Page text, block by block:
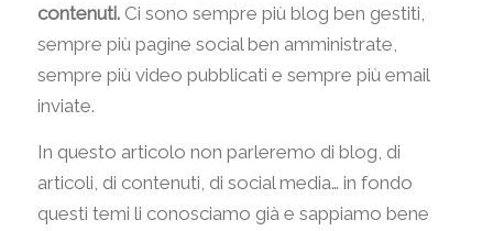
contenuti.Ci sono sempre più blog ben gestiti,
sempre più pagine social ben amministrate,
sempre più video pubblicati e sempre più email
inviate.
In questo articolo non parleremo di blog, di
articoli, di contenuti, di social media… in fondo
questi temi li conosciamo già e sappiamo bene